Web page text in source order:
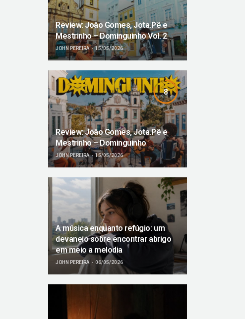
Review: João Gomes, Jota.Pê e
Mestrinho – Dominguinho Vol. 2
JOHN PEREIRA 15/05/2026
8
Review: João Gomes, Jota.Pê e
Mestrinho – Dominguinho
JOHN PEREIRA 15/05/2026
A música enquanto refúgio: um
devaneio sobre encontrar abrigo
em meio a melodia
JOHN PEREIRA 06/05/2026